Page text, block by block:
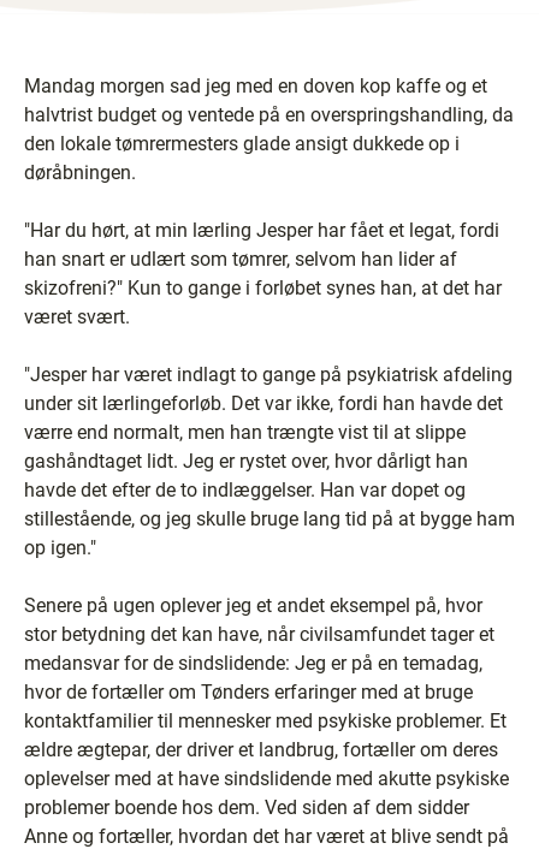
Mandag morgen sad jeg med en doven kop kaffe og et
halvtrist budget og ventede på en overspringshandling, da
den lokale tømrermesters glade ansigt dukkede op i
døråbningen.
"Har du hørt, at min lærling Jesper har fået et legat, fordi
han snart er udlært som tømrer, selvom han lider af
skizofreni?" Kun to gange i forløbet synes han, at det har
været svært.
"Jesper har været indlagt to gange på psykiatrisk afdeling
under sit lærlingeforløb. Det var ikke, fordi han havde det
værre end normalt, men han trængte vist til at slippe
gashåndtaget lidt. Jeg er rystet over, hvor dårligt han
havde det efter de to indlæggelser. Han var dopet og
stillestående, og jeg skulle bruge lang tid på at bygge ham
op igen."
Senere på ugen oplever jeg et andet eksempel på, hvor
stor betydning det kan have, når civilsamfundet tager et
medansvar for de sindslidende: Jeg er på en temadag,
hvor de fortæller om Tønders erfaringer med at bruge
kontaktfamilier til mennesker med psykiske problemer. Et
ældre ægtepar, der driver et landbrug, fortæller om deres
oplevelser med at have sindslidende med akutte psykiske
problemer boende hos dem. Ved siden af dem sidder
Anne og fortæller, hvordan det har været at blive sendt på